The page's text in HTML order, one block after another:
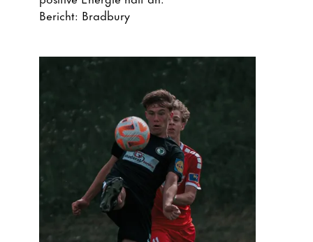
Bericht: Bradbury